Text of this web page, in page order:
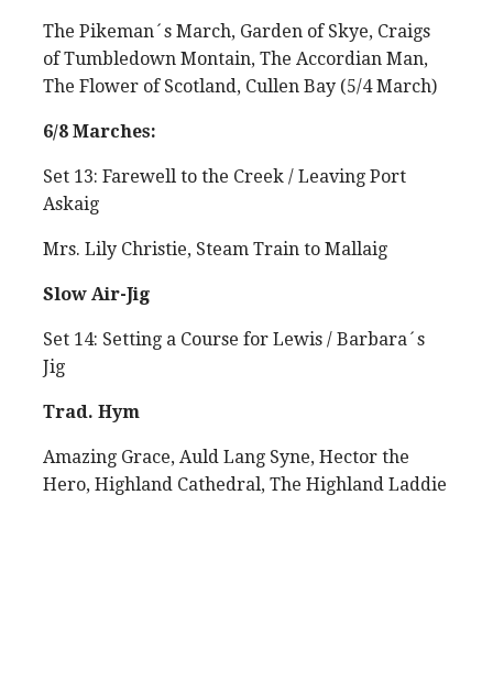
The Pikeman´s March, Garden of Skye, Craigs
of Tumbledown Montain, The Accordian Man,
The Flower of Scotland, Cullen Bay (5/4 March)
6/8 Marches:
Set 13: Farewell to the Creek / Leaving Port
Askaig
Mrs. Lily Christie, Steam Train to Mallaig
Slow Air-Jig
Set 14: Setting a Course for Lewis / Barbara´s
Jig
Trad. Hym
Amazing Grace, Auld Lang Syne, Hector the
Hero, Highland Cathedral, The Highland Laddie